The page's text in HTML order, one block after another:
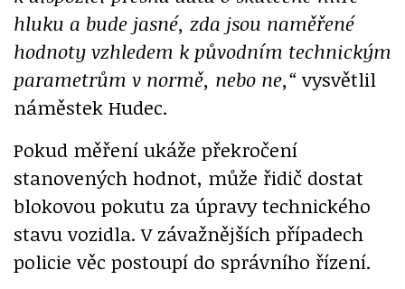
hluku a bude jasné, zda jsou naměřené
hodnoty vzhledem k původním technickým
parametrům v normě, nebo ne,“ vysvětlil
náměstek Hudec.
Pokud měření ukáže překročení
stanovených hodnot, může řidič dostat
blokovou pokutu za úpravy technického
stavu vozidla. V závažnějších případech
policie věc postoupí do správního řízení.